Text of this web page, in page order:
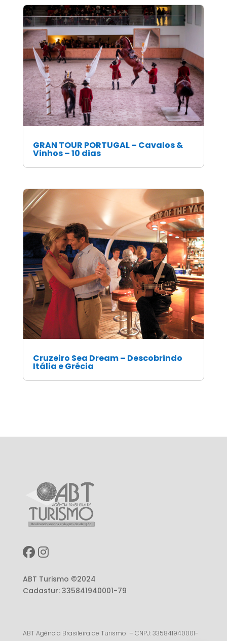
GRAN TOUR PORTUGAL – Cavalos &
Vinhos – 10 dias
Cruzeiro Sea Dream – Descobrindo
Itália e Grécia
ABT Turismo ©2024
Cadastur: 335841940001-79
ABT Agência Brasileira de Turismo – CNPJ: 335841940001-